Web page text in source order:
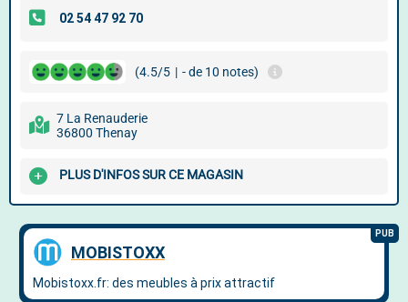
(4.5/5 | - de 10 notes)
7 La Renauderie
36800 Thenay
PLUS D'INFOS SUR CE MAGASIN